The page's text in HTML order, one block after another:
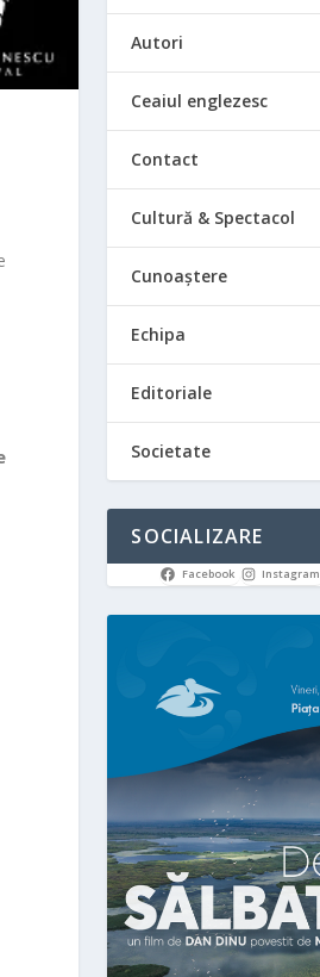
Autori
Ceaiul englezesc
Contact
Cultură & Spectacol
Cunoaștere
Echipa
Editoriale
Societate
SOCIALIZARE
Facebook Instagram